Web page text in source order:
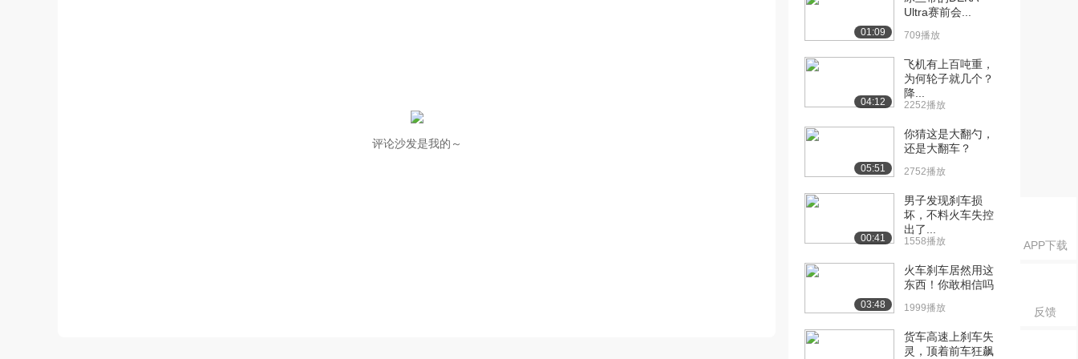
APP下载
反馈
评论沙发是我的～
01:09
Ultra赛前会...
709播放
04:12
飞机有上百吨重，
为何轮子就几个？
降...
2252播放
05:51
你猜这是大翻勺，
还是大翻车？
2752播放
00:41
男子发现刹车损
坏，不料火车失控
出了...
1558播放
03:48
火车刹车居然用这
东西！你敢相信吗
1999播放
货车高速上刹车失
灵，顶着前车狂飙